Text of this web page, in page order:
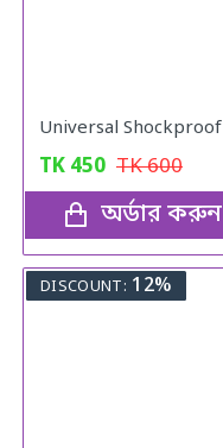
TK 450 TK600
অর্ডার করুন
DISCOUNT: 12%